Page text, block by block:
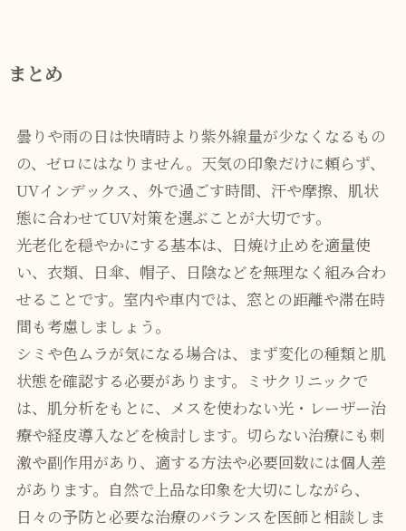
まとめ
曇りや雨の日は快晴時より紫外線量が少なくなるもの
の、ゼロにはなりません。天気の印象だけに頼らず、
UVインデックス、外で過ごす時間、汗や摩擦、肌状
態に合わせてUV対策を選ぶことが大切です。
光老化を穏やかにする基本は、日焼け止めを適量使
い、衣類、日傘、帽子、日陰などを無理なく組み合わ
せることです。室内や車内では、窓との距離や滞在時
間も考慮しましょう。
シミや色ムラが気になる場合は、まず変化の種類と肌
状態を確認する必要があります。ミサクリニックで
は、肌分析をもとに、メスを使わない光・レーザー治
療や経皮導入などを検討します。切らない治療にも刺
激や副作用があり、適する方法や必要回数には個人差
があります。自然で上品な印象を大切にしながら、
日々の予防と必要な治療のバランスを医師と相談しま